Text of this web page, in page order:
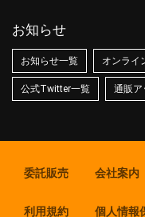
お知らせ
お知らせ一覧 オンライ
公式Twitter一覧 通販ア
委託販売 会社案内
利用規約 個人情報